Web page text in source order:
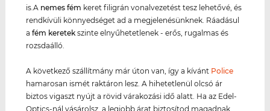
is.A nemes fém keret filigrán vonalvezetést tesz lehetővé, és
rendkívüli könnyedséget ad a megjelenésünknek. Ráadásul
afém keretek szinte elnyűhetetlenek - erős, rugalmas és
rozsdaálló.
A következő szállítmány már úton van, így a kívánt Police
hamarosan ismét raktáron lesz. A hihetetlenül olcsó ár
biztos vigaszt nyújt a rövid várakozási idő alatt. Ha az Edel-
Optics-nál vásárolsz, a legjobb árat biztosítod magadnak,